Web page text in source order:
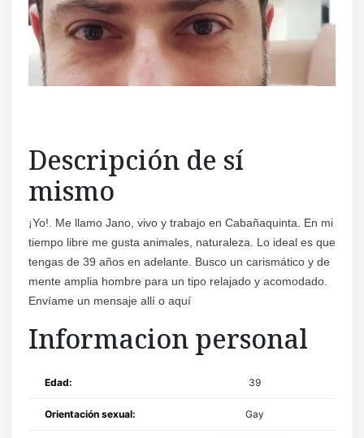
Descripción de sí
mismo
¡Yo!. Me llamo Jano, vivo y trabajo en Cabañaquinta. En mi
tiempo libre me gusta animales, naturaleza. Lo ideal es que
tengas de 39 años en adelante. Busco un carismático y de
mente amplia hombre para un tipo relajado y acomodado.
Envíame un mensaje allí o aquí
Informacion personal
Edad: 39
Orientación sexual: Gay